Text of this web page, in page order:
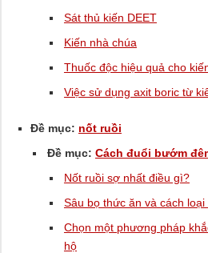
Sát thủ kiến ​​DEET
Kiến nhà chúa
Thuốc độc hiệu quả cho
Việc sử dụng axit boric từ
Đề mục: nốt ruồi
Đề mục: Cách đuổi bướm
Nốt ruồi sợ nhất điều gì?
Sâu bọ thức ăn và cách loại
Chọn một phương pháp
hộ